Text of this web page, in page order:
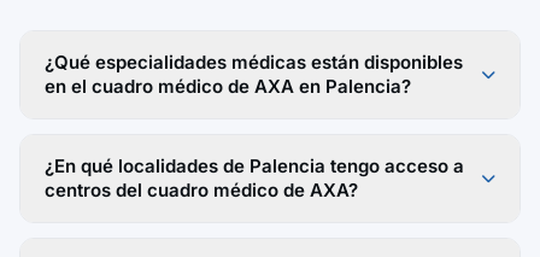
¿Qué especialidades médicas están disponibles
en el cuadro médico de AXA en Palencia?
¿En qué localidades de Palencia tengo acceso a
centros del cuadro médico de AXA?